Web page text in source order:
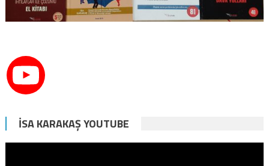
İSA KARAKAŞ YOUTUBE